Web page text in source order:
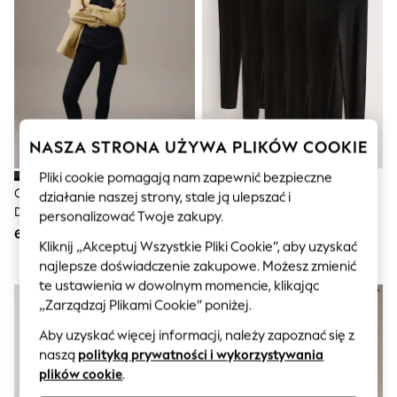
Sunglasses
Men's Holiday Shop
All Swimwear
Accessories
Bags & Luggage
Footwear
Hats
Linen Collection
Loafers
Polo Shirts
Sandals & Flipflops
Shirts
Shorts
Sunglasses
T-Shirts
Vests
Boys Holiday Shop
All swimwear
Ponchos & Toweling sets
Polo Shirts
Rash Vests
Sandals & Sliders
Shirts
Czarny - Legginsy O Pełnej
Długości
60 zł
Czarny - Zestaw 5 Par
Legginsów Z Długą Nogawką
NASZA STRONA UŻYWA PLIKÓW COOKIE
Pliki cookie pomagają nam zapewnić bezpieczne
działanie naszej strony, stale ją ulepszać i
personalizować Twoje zakupy.
Kliknij „Akceptuj Wszystkie Pliki Cookie”, aby uzyskać
najlepsze doświadczenie zakupowe. Możesz zmienić
te ustawienia w dowolnym momencie, klikając
„Zarządzaj Plikami Cookie” poniżej.
Aby uzyskać więcej informacji, należy zapoznać się z
naszą polityką prywatności i wykorzystywania
plików cookie.